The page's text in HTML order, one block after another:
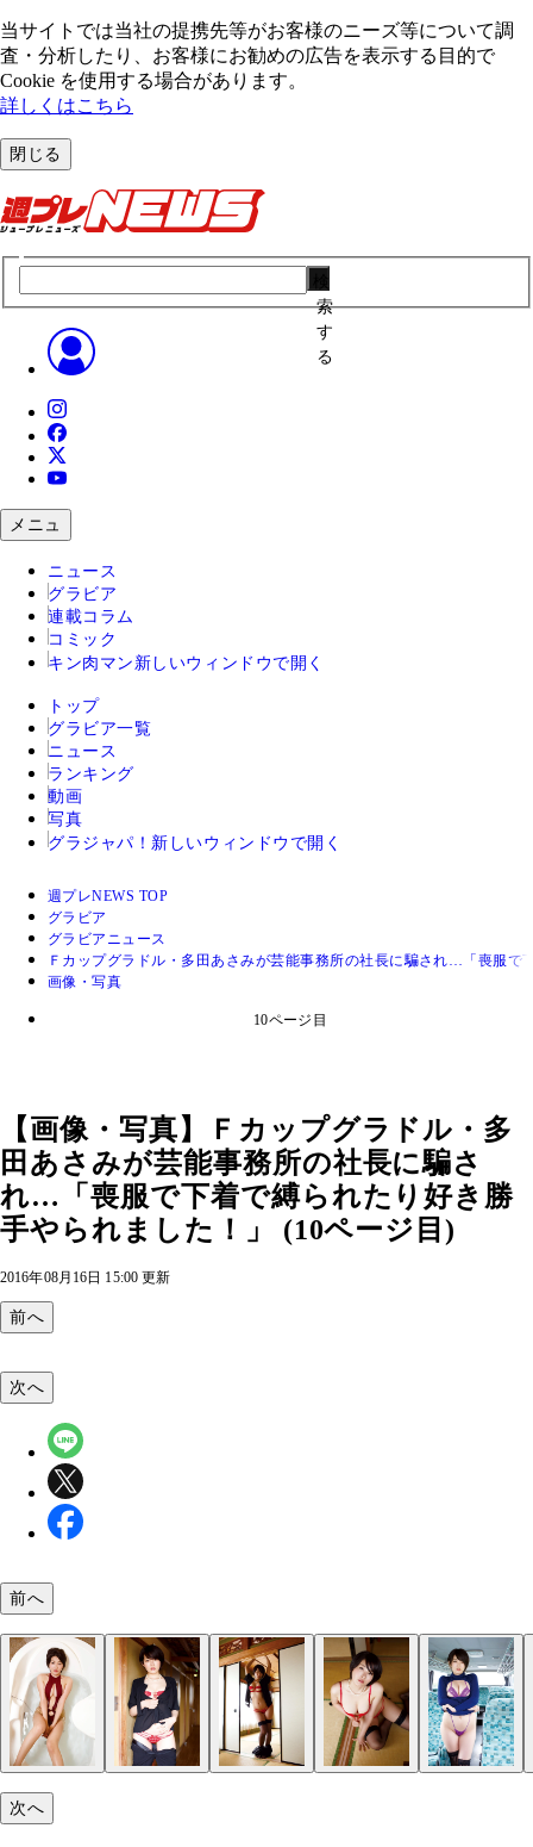
当サイトでは当社の提携先等がお客様のニーズ等について調
査・分析したり、お客様にお勧めの広告を表⽰する⽬的で
Cookie を使⽤する場合があります。
詳しくはこちら
閉じる
索
す
る
メニュ
ニュース
グラビア
連載コラム
コミック
キン肉マン 新しいウィンドウで開く
トップ
グラビア一覧
ニュース
ランキング
動画
写真
グラジャパ！ 新しいウィンドウで開く
週プレNEWS TOP
グラビア
グラビアニュース
Ｆカップグラドル・多田あさみが芸能事務所の社長に騙され…「喪服で
画像・写真
10ページ目
【画像・写真】Ｆカップグラドル・多
田あさみが芸能事務所の社長に騙さ
れ…「喪服で下着で縛られたり好き勝
手やられました！」 (10ページ目)
2016年08月16日 15:00 更新
前へ
（Ｃ）＠ｍｉｓｔｙ
次へ
前へ
次へ